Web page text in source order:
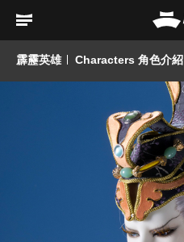
霹靂英雄 Characters 角色介紹